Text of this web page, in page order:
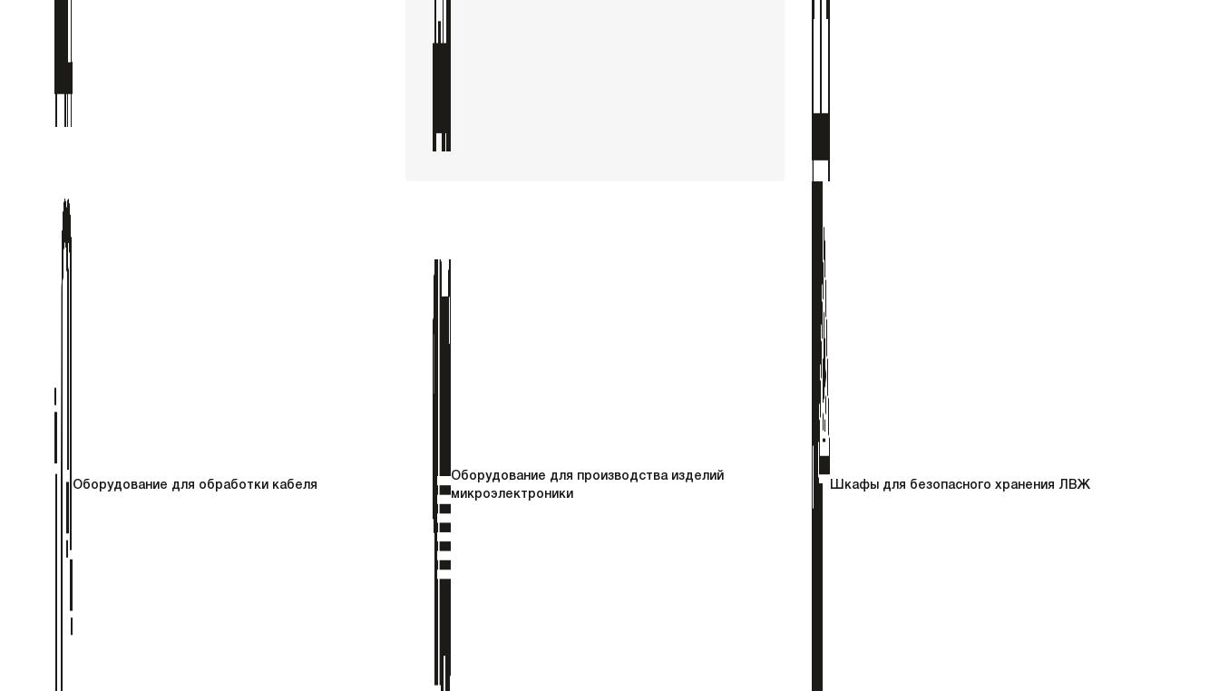
Оборудование для обработки кабеля
Оборудование для производства изделий
микроэлектроники
Шкафы для безопасного хранения ЛВЖ